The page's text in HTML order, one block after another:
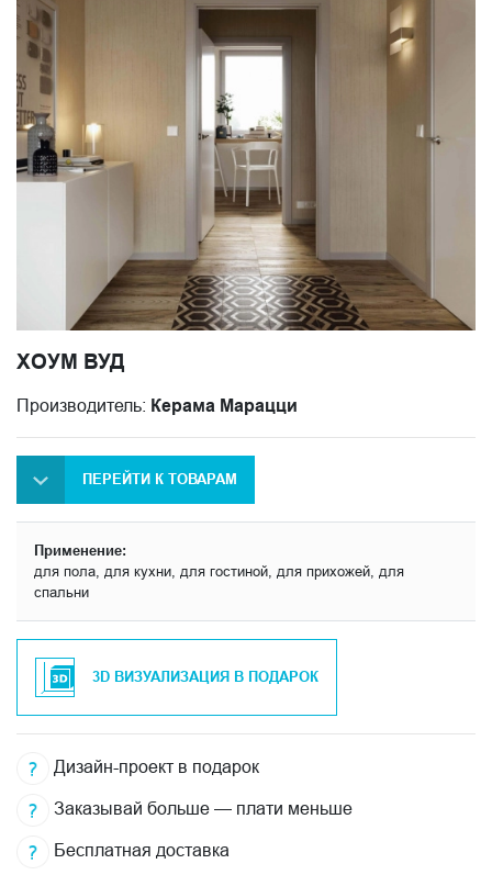
ХОУМ ВУД
Производитель: Керама Марацци
ПЕРЕЙТИ К ТОВАРАМ
Применение:
для пола, для кухни, для гостиной, для прихожей, для
спальни
3D ВИЗУАЛИЗАЦИЯ В ПОДАРОК
Дизайн-проект в подарок
Заказывай больше — плати меньше
Бесплатная доставка